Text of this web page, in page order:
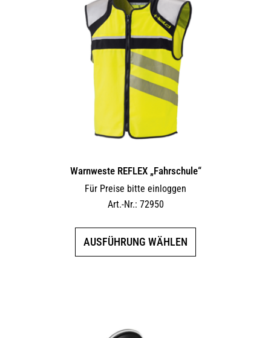
Warnweste REFLEX „Fahrschule“
Für Preise bitte einloggen
Art.-Nr.: 72950
AUSFÜHRUNG WÄHLEN